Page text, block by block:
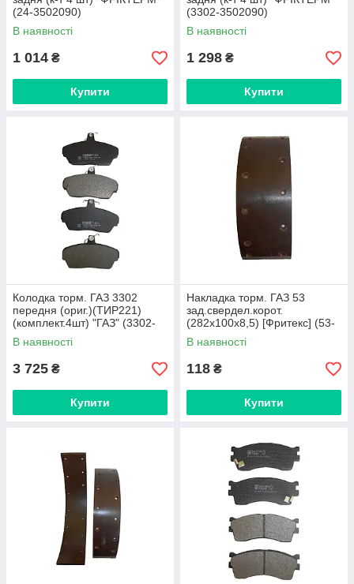
(24-3502090)
В наявності
1 014 ₴
Купити
(3302-3502090)
В наявності
1 298 ₴
Купити
Колодка торм. ГАЗ 3302
передня (ориг.)(ТИР221)
(комплект.4шт) "ГАЗ" (3302-
3501800-02)
В наявності
3 725 ₴
Купити
Накладка торм. ГАЗ 53
зад.свердел.корот.
(282х100х8,5) [Фритекс] (53-
3502106 сверл.)
В наявності
118 ₴
Купити